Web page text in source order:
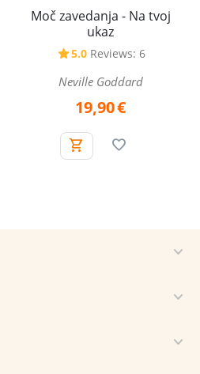
Moč zavedanja - Na tvoj
ukaz
5.0 Reviews: 6
Neville Goddard
19,90€